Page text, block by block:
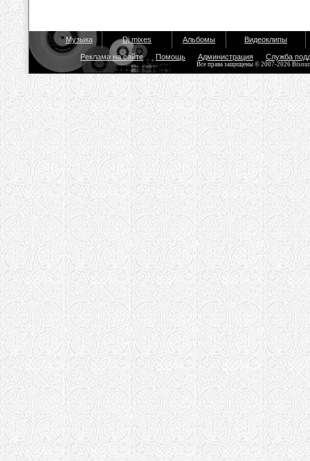
Музыка Dj mixes Альбомы Видеоклипы
Реклама на сайте Помощь Администрация Служба
Все права защищены © 2007-2026